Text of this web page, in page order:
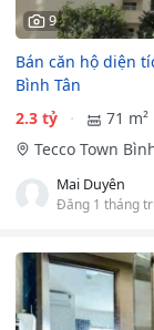
9
Bán căn hộ diện
Bình Tân
2.3 tỷ
71 m²
Tecco Town
Mai Duyên
Đăng 1 tháng